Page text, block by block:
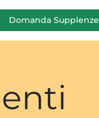
Domanda Supplenze